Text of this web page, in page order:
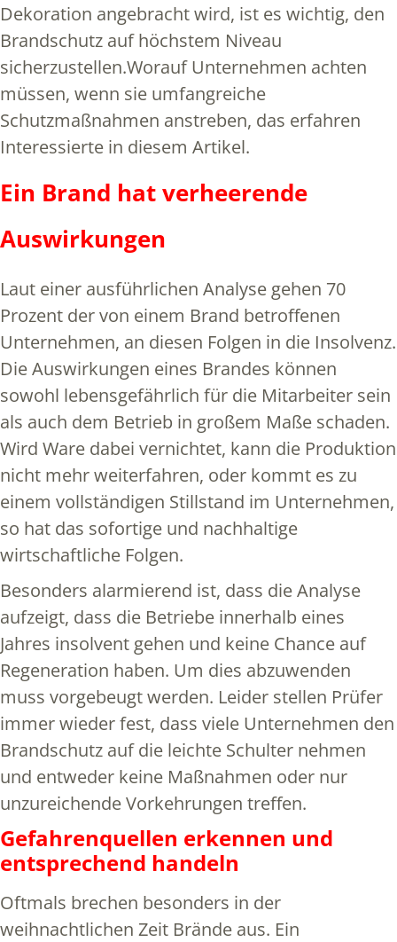
Dekoration angebracht wird, ist es wichtig, den
Brandschutz auf höchstem Niveau
sicherzustellen.Worauf Unternehmen achten
müssen, wenn sie umfangreiche
Schutzmaßnahmen anstreben, das erfahren
Interessierte in diesem Artikel.
Ein Brand hat verheerende
Auswirkungen
Laut einer ausführlichen Analyse gehen 70
Prozent der von einem Brand betroffenen
Unternehmen, an diesen Folgen in die Insolvenz.
Die Auswirkungen eines Brandes können
sowohl lebensgefährlich für die Mitarbeiter sein
als auch dem Betrieb in großem Maße schaden.
Wird Ware dabei vernichtet, kann die Produktion
nicht mehr weiterfahren, oder kommt es zu
einem vollständigen Stillstand im Unternehmen,
so hat das sofortige und nachhaltige
wirtschaftliche Folgen.
Besonders alarmierend ist, dass die Analyse
aufzeigt, dass die Betriebe innerhalb eines
Jahres insolvent gehen und keine Chance auf
Regeneration haben. Um dies abzuwenden
muss vorgebeugt werden. Leider stellen Prüfer
immer wieder fest, dass viele Unternehmen den
Brandschutz auf die leichte Schulter nehmen
und entweder keine Maßnahmen oder nur
unzureichende Vorkehrungen treffen.
Gefahrenquellen erkennen und
entsprechend handeln
Oftmals brechen besonders in der
weihnachtlichen Zeit Brände aus. Ein